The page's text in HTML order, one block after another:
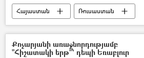
Հայաստան
Ռուսաստան
ատոմակայան
Մեծամոր
Քոչարյանի առաջնորդությամբ
"Հիշատակի երթ"՝ դեպի Եռաբլուր